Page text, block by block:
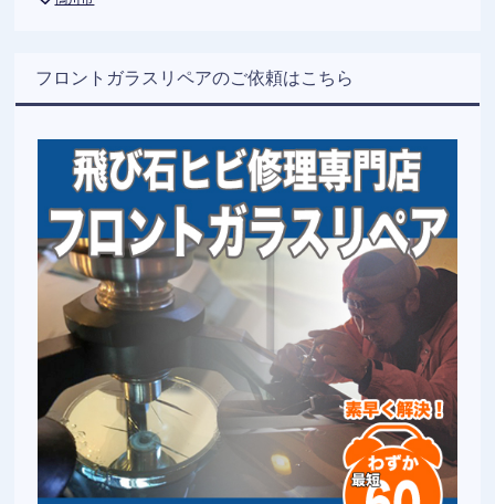
フロントガラスリペアのご依頼はこちら